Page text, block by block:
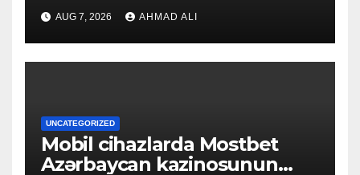
AUG 7, 2026 AHMAD ALI
UNCATEGORIZED
Mobil cihazlarda Mostbet
Azərbaycan kazinosunun